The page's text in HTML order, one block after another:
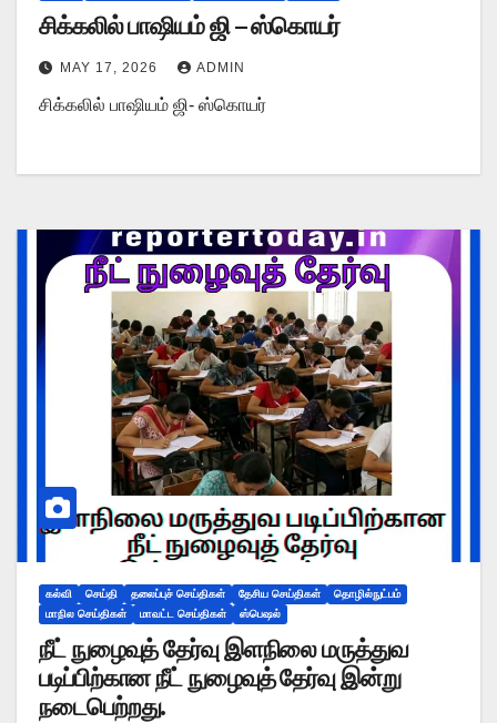
சிக்கலில் பாஷியம் ஜி – ஸ்கொயர்
MAY 17, 2026 ADMIN
சிக்கலில் பாஷியம் ஜி- ஸ்கொயர்
கல்வி செய்தி தலைப்புச் செய்திகள் தேசிய செய்திகள்
தொழில்நுட்பம்
மாநில செய்திகள்
மாவட்ட செய்திகள் ஸ்பெஷல்
நீட் நுழைவுத் தேர்வு இளநிலை மருத்துவ
படிப்பிற்கான நீட் நுழைவுத் தேர்வு இன்று
நடைபெற்றது.